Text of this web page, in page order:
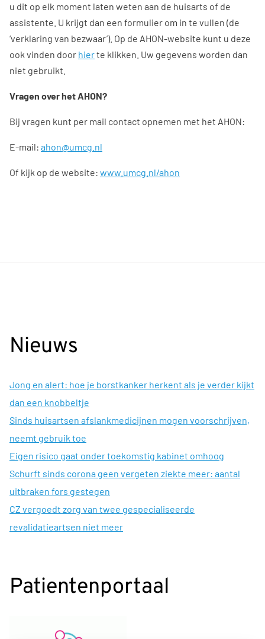
u dit op elk moment laten weten aan de huisarts of de
assistente. U krijgt dan een formulier om in te vullen (de
‘verklaring van bezwaar’). Op de AHON-website kunt u deze
ook vinden door hierte klikken. Uw gegevens worden dan
niet gebruikt.
Vragen over het AHON?
Bij vragen kunt per mail contact opnemen met het AHON:
E-mail: ahon@umcg.nl
Of kijk op de website: www.umcg.nl/ahon
Nieuws
Jong en alert: hoe je borstkanker herkent als je verder kijkt
dan een knobbeltje
Sinds huisartsen afslankmedicijnen mogen voorschrijven,
neemt gebruik toe
Eigen risico gaat onder toekomstig kabinet omhoog
Schurft sinds corona geen vergeten ziekte meer: aantal
uitbraken fors gestegen
CZ vergoedt zorg van twee gespecialiseerde
revalidatieartsen niet meer
Patientenportaal